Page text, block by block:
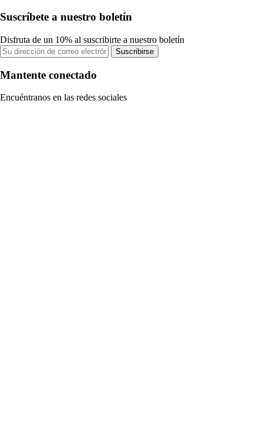
Suscríbete a nuestro boletín
Disfruta de un 10% al suscribirte a nuestro boletín
Suscribirse
Mantente conectado
Encuéntranos en las redes sociales